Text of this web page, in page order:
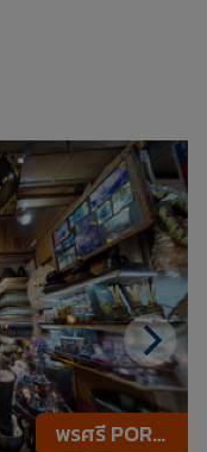
พรศรี PORNSRI DECORATE